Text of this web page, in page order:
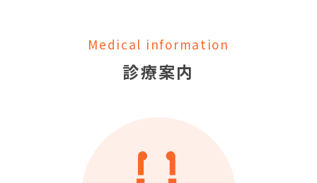
Medical information
診療案内